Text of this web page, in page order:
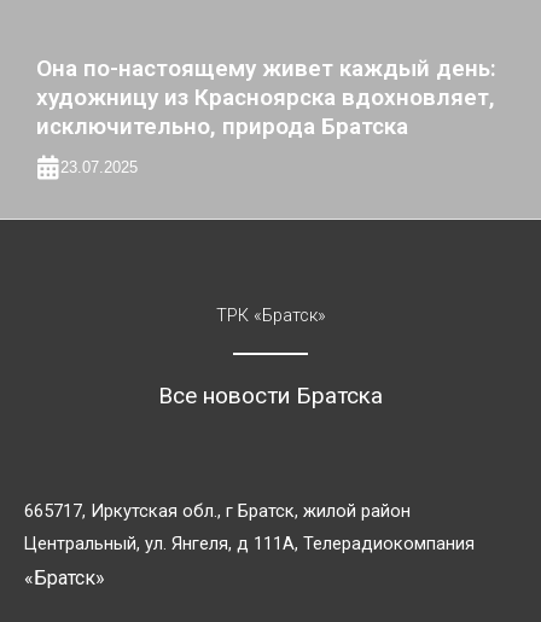
Она по-настоящему живет каждый день:
художницу из Красноярска вдохновляет,
исключительно, природа Братска
23.07.2025
ТРК «Братск»
Все новости Братска
665717, Иркутская обл., г Братск, жилой район
Центральный, ул. Янгеля, д 111А, Телерадиокомпания
«Братск»